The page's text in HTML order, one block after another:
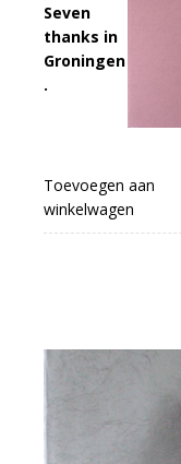
Seven
thanks in
Groningen
.
Toevoegen aan
winkelwagen